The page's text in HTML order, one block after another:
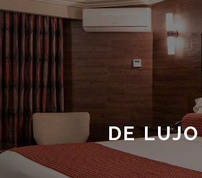
DE LUJO